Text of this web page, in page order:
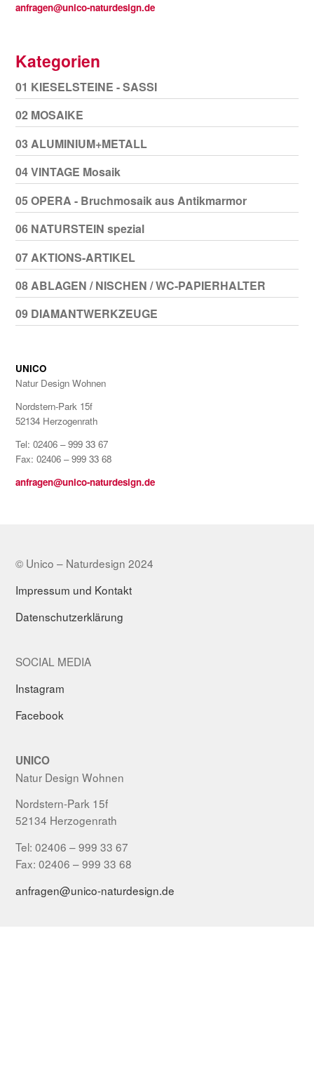
anfragen@unico-naturdesign.de
Kategorien
01 KIESELSTEINE - SASSI
02 MOSAIKE
03 ALUMINIUM+METALL
04 VINTAGE Mosaik
05 OPERA - Bruchmosaik aus Antikmarmor
06 NATURSTEIN spezial
07 AKTIONS-ARTIKEL
08 ABLAGEN / NISCHEN / WC-PAPIERHALTER
09 DIAMANTWERKZEUGE
UNICO
Natur Design Wohnen
Nordstern-Park 15f
52134 Herzogenrath
Tel: 02406 – 999 33 67
Fax: 02406 – 999 33 68
anfragen@unico-naturdesign.de
© Unico – Naturdesign 2024
Impressum und Kontakt
Datenschutzerklärung
SOCIAL MEDIA
Instagram
Facebook
UNICO
Natur Design Wohnen
Nordstern-Park 15f
52134 Herzogenrath
Tel: 02406 – 999 33 67
Fax: 02406 – 999 33 68
anfragen@unico-naturdesign.de